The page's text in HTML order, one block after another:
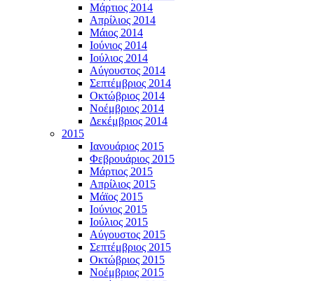
Μάρτιος 2014
Απρίλιος 2014
Μάιος 2014
Ιούνιος 2014
Ιούλιος 2014
Αύγουστος 2014
Σεπτέμβριος 2014
Οκτώβριος 2014
Νοέμβριος 2014
Δεκέμβριος 2014
2015
Ιανουάριος 2015
Φεβρουάριος 2015
Μάρτιος 2015
Απρίλιος 2015
Μάϊος 2015
Ιούνιος 2015
Ιούλιος 2015
Αύγουστος 2015
Σεπτέμβριος 2015
Οκτώβριος 2015
Νοέμβριος 2015